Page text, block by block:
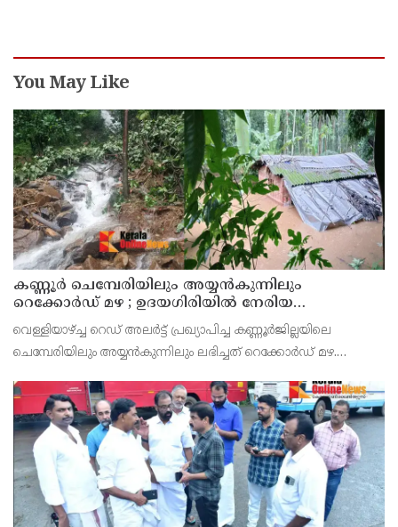
You May Like
കണ്ണൂർ ചെമ്പേരിയിലും അയ്യൻകുന്നിലും
റെക്കോർഡ് മഴ ; ഉദയഗിരിയിൽ നേരിയ
ഉരുൾപൊട്ടൽ; 13 പേരെ ക്യാമ്പിലേക്ക് മാറ്റി
വെള്ളിയാഴ്ച്ച റെഡ് അലർട്ട് പ്രഖ്യാപിച്ച കണ്ണൂർജില്ലയിലെ
ചെമ്പേരിയിലും അയ്യൻകുന്നിലും ലഭിച്ചത് റെക്കോർഡ് മഴ.
മില്ലിമീറ്റർ മഴ ആ സമയം സംസ്ഥാനത്ത